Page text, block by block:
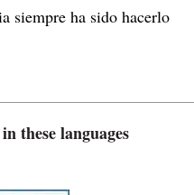
siempre ha sido hacerlo
these languages